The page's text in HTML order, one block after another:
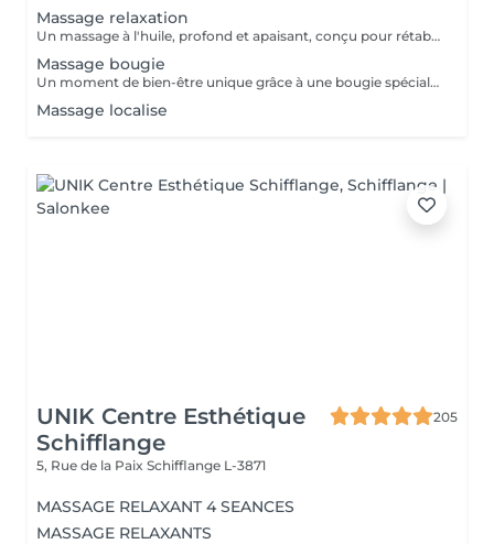
Massage relaxation
Un massage à l'huile, profond et apaisant, conçu pour rétablir l'équilibre entre le corps et l'esprit. Il aide à réduire l'anxiété, soulager les tensions et les douleurs musculaires, tout en procurant une profonde sensation de bien-être. Un véritable moment de lâcher-prise pour retrouver calme, sérénité et énergie intérieure.
Massage bougie
Un moment de bien-être unique grâce à une bougie spécialement conçue pour la massage, dont la cire fond en une huile tiède et soyeuse. Ce massage procure une chaleur douce et enveloppante qui apaise les tensions, calme l'anxiété et aide à lutter contre la fatigue. Parfait pour les personnes stressées ou en quête de relaxation profonde.
Massage localise
UNIK Centre Esthétique
Schifflange
205
5, Rue de la Paix Schifflange L-3871
MASSAGE RELAXANT 4 SEANCES
MASSAGE RELAXANTS